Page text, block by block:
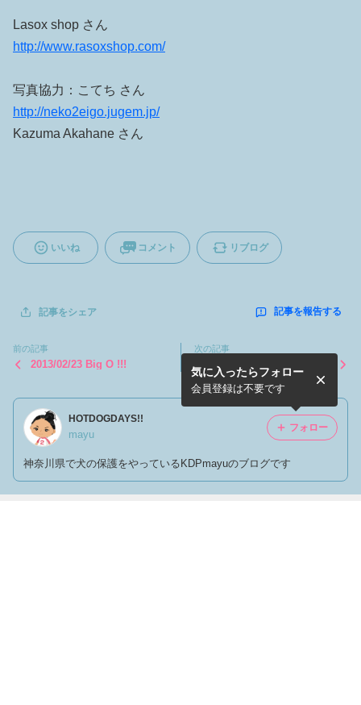
Lasox shop さん
http://www.rasoxshop.com/
写真協力：こてち さん
http://neko2eigo.jugem.jp/
Kazuma Akahane さん
いいね コメント リブログ
記事をシェア 記事を報告する
前の記事
2013/02/23 Big O !!!
次の記事
2013/02/16 あしたはGREE
N MORNING！！
HOTDOGDAYS!!
mayu
神奈川県で犬の保護をやっているKDPmayuのブログです
気に入ったらフォロー
会員登録は不要です
フォロー